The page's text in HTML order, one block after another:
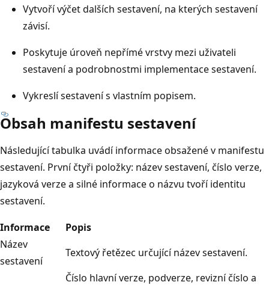
Vytvoří výčet dalších sestavení, na kterých sestavení
závisí.
Poskytuje úroveň nepřímé vrstvy mezi uživateli
sestavení a podrobnostmi implementace sestavení.
Vykreslí sestavení s vlastním popisem.
Obsah manifestu sestavení
Následující tabulka uvádí informace obsažené v manifestu
sestavení. První čtyři položky: název sestavení, číslo verze,
jazyková verze a silné informace o názvu tvoří identitu
sestavení.
Informace
Popis
Název
sestavení
Textový řetězec určující název sestavení.
Číslo hlavní verze, podverze, revizní číslo a